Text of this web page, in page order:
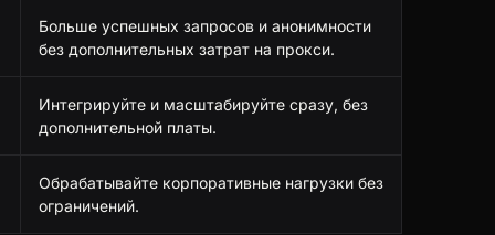
Больше успешных запросов и анонимности
без дополнительных затрат на прокси.
Интегрируйте и масштабируйте сразу, без
дополнительной платы.
Обрабатывайте корпоративные нагрузки без
ограничений.